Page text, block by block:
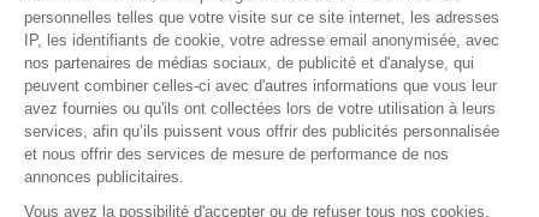
Tena Slip Plus est doté d'unvoile douxpour plus de
confort. Le slip absorbant Tena laisse lapeau respireret
absorbe rapidement les liquides pour la laisser au sec.
Capacité d'absorption du Tena Slip Plus
Extra Small